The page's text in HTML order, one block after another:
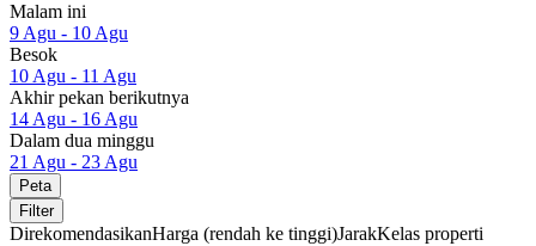
Malam ini
9 Agu - 10 Agu
Besok
10 Agu - 11 Agu
Akhir pekan berikutnya
14 Agu - 16 Agu
Dalam dua minggu
21 Agu - 23 Agu
Peta
Filter
DirekomendasikanHarga (rendah ke tinggi)JarakKelas properti